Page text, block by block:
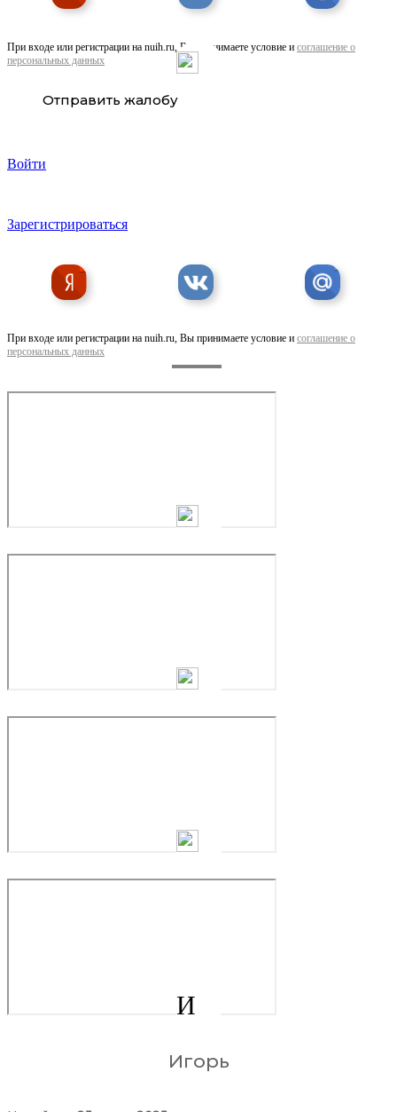
Тягач вездеход Mercedes Benz Arocs 3348AS, . ..
При входе или регистрации на nuih.ru, Вы принимаете условие и соглашение о
персональных данных
Отправить жалобу
Войти
Зарегистрироваться
При входе или регистрации на nuih.ru, Вы принимаете условие и соглашение о
персональных данных
И
Игорь